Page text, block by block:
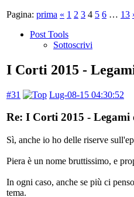
Pagina: prima « 1 2 3 4 5 6 … 13
Post Tools
Sottoscrivi
I Corti 2015 -
#31 Lug-08-15 04:30:52
Re: I Corti 2015 - Legami
Sì, anche io ho delle riserve
Piera è un nome bruttissimo, e
In ogni caso, anche se più ci
tema.